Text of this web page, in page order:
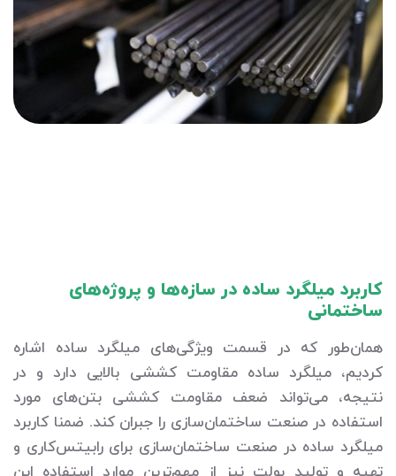
کاربرد میلگرد ساده در سازه‌ها و پروژه‌های
ساختمانی
همان‌طور که در قسمت ویژگی‌های میلگرد ساده اشاره
کردیم، میلگرد ساده مقاومت کششی بالایی دارد و در
نتیجه، می‌تواند ضعف مقاومت کششی بتن‌های مورد
استفاده در صنعت ساختمان‌سازی را جبران کند. ضمنا کاربرد
میلگرد ساده در صنعت ساختمان‌سازی برای رابیتس‌کاری و